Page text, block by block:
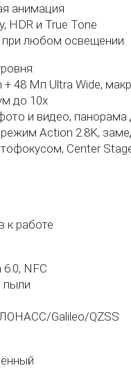
анимация
HDR и True Tone
при любом освещении
+ 48 Мп Ultra Wide,
до 10x
и видео,
Action 2.8K,
Center
к работе
NFC
пыли
Galileo/QZSS